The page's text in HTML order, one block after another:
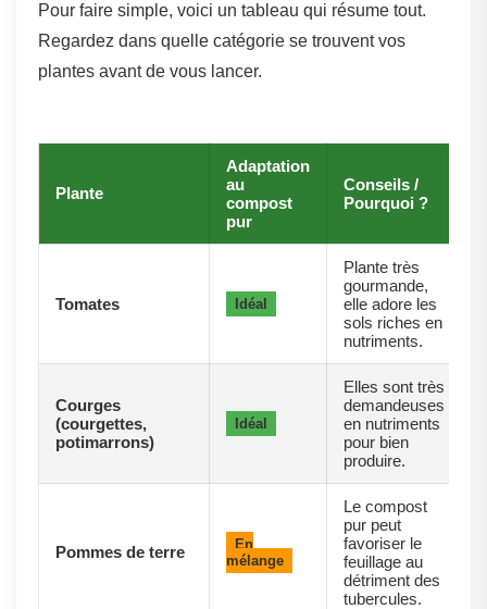
Pour faire simple, voici un tableau qui résume tout.
Regardez dans quelle catégorie se trouvent vos
plantes avant de vous lancer.
Plante
Adaptation
au
compost
pur
Conseils /
Pourquoi ?
Tomates Idéal
Plante très
gourmande,
elle adore les
sols riches en
nutriments.
Courges
(courgettes,
potimarrons)
Idéal
Elles sont très
demandeuses
en nutriments
pour bien
produire.
Pommes de terre
En
mélange
Le compost
pur peut
favoriser le
feuillage au
détriment des
tubercules.